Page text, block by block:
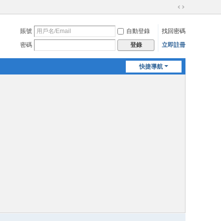
切
到
寬
賬號 自動登錄
找回密碼
密碼
登錄 立即註冊
快捷導航